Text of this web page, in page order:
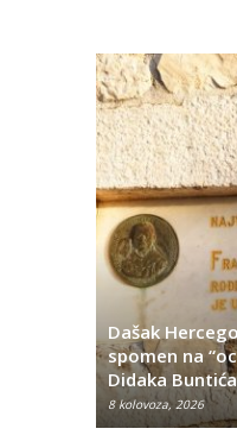
Dašak
spomen na
Didaka Buntića
8 kolovoza, 2026